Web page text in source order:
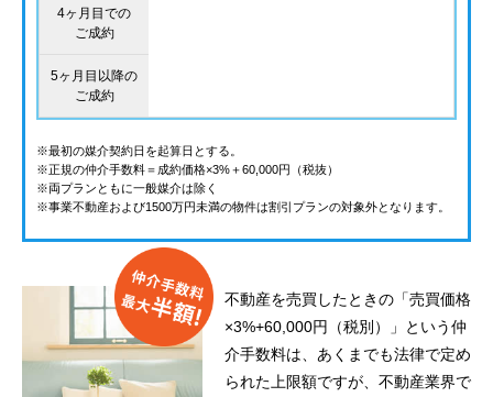
4ヶ月目での
ご成約
5ヶ月目以降の
ご成約
※最初の媒介契約日を起算日とする。
※正規の仲介手数料＝成約価格×3%＋60,000円（税抜）
※両プランともに一般媒介は除く
※事業不動産および1500万円未満の物件は割引プランの対象外となります。
不動産を売買したときの「売買価格
×3%+60,000円（税別）」という仲
介手数料は、あくまでも法律で定め
られた上限額ですが、不動産業界で